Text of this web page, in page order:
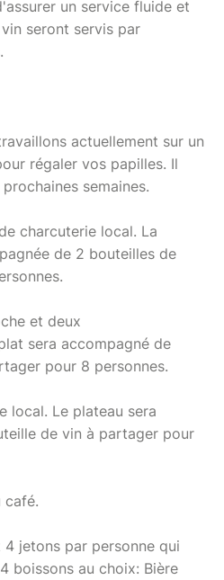
un service fluide et
seront servis par
actuellement sur un
régaler vos papilles. Il
semaines.
charcuterie local. La
de 2 bouteilles de
et deux
sera accompagné de
pour 8 personnes.
local. Le plateau sera
de vin à partager pour
café.
jetons par personne qui
boissons au choix: Bière